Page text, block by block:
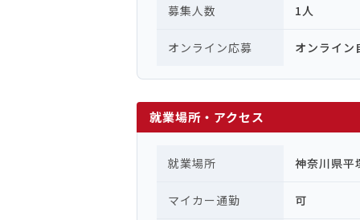
募集人数 1人
オンライン応募 オンライン
就業場所・アクセス
就業場所 神奈川県
マイカー通勤 可